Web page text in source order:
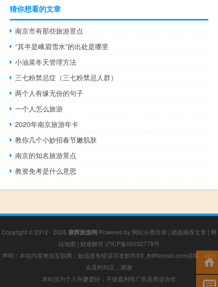
猜你想看的文章
南京市有那些旅游景点
“其半是峨眉雪水”的出处是哪里
小油菜冬天管理方法
三七粉禁忌症（三七粉禁忌人群）
两个人有缘无份的句子
一个人怎么旅游
2020年南京旅游年卡
教你几个小妙招春节嫩肌肤
南京的知名旅游景点
教资免考是什么意思
Copyright © 2012 - 2026 康辉旅游网 Powered by 网站分类目录 | 精选推荐文章 | 网
站地图 | 疑难解答 沪ICP备05032778号
声明：本站内容来自互联网，如信息有错误可发邮件到f_fb#foxmail.com说明，我们
会及时纠正，谢谢
本站仅为个人兴趣爱好，不接盈利性广告及商业合作